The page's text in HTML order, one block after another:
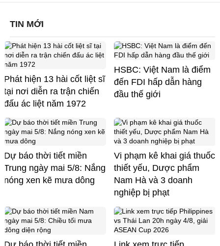
TIN MỚI
Phát hiện 13 hài cốt liệt sĩ
tại nơi diễn ra trận chiến
đấu ác liệt năm 1972
HSBC: Việt Nam là điểm
đến FDI hấp dẫn hàng
đầu thế giới
Dự báo thời tiết miền
Trung ngày mai 5/8: Nắng
nóng xen kẽ mưa dông
Vi phạm kê khai giá thuốc
thiết yếu, Dược phẩm
Nam Hà và 3 doanh
nghiệp bị phạt